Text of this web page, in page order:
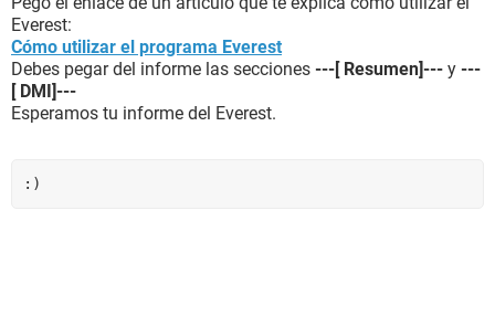
Everest:
Cómo utilizar el programa Everest
Debes pegar del informe las secciones ---[ Resumen]--- y ---
[ DMI]---
Esperamos tu informe del Everest.
:)